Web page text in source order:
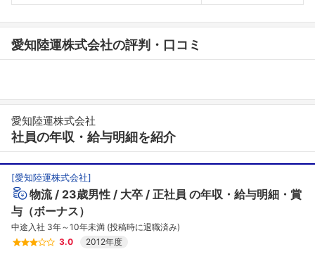
愛知陸運株式会社の評判・口コミ
愛知陸運株式会社
社員の年収・給与明細を紹介
[愛知陸運株式会社]
物流 23歳男性 大卒 正社員 の年収・給与明細・賞
与（ボーナス）
中途入社 3年～10年未満 (投稿時に退職済み)
3.0
2012年度